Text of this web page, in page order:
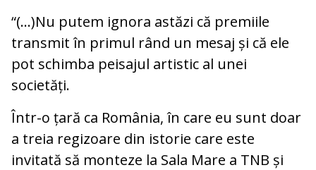
“(…)Nu putem ignora astăzi că premiile
transmit în primul rând un mesaj și că ele
pot schimba peisajul artistic al unei
societăți.
Într-o țară ca România, în care eu sunt doar
a treia regizoare din istorie care este
invitată să monteze la Sala Mare a TNB și